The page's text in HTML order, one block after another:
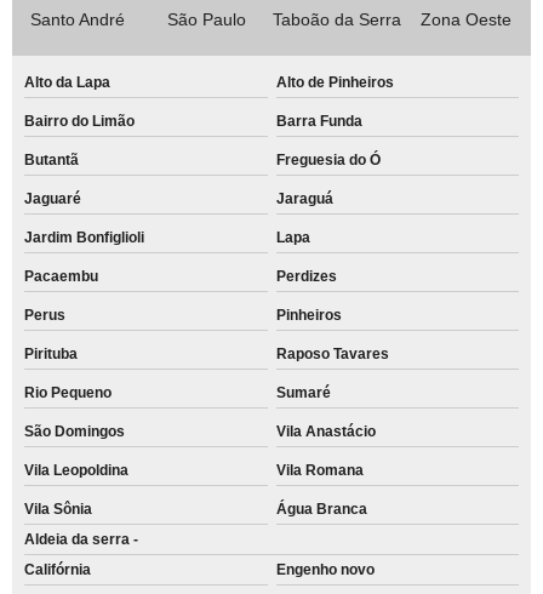
Santo André São Paulo Taboão da Serra Zona Oeste
Alto da Lapa Alto de Pinheiros
Bairro do Limão Barra Funda
Butantã Freguesia do Ó
Jaguaré Jaraguá
Jardim Bonfiglioli Lapa
Pacaembu Perdizes
Perus Pinheiros
Pirituba Raposo Tavares
Rio Pequeno Sumaré
São Domingos Vila Anastácio
Vila Leopoldina Vila Romana
Vila Sônia
Água Branca
Aldeia da serra -
Califórnia
Engenho novo